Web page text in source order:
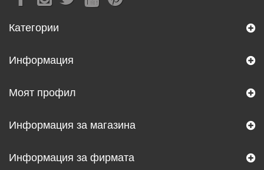
Категории
Информация
Моят профил
Информация за магазина
Информация за фирмата